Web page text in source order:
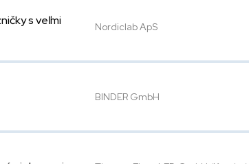
s veľmi
Nordiclab ApS
BINDER GmbH